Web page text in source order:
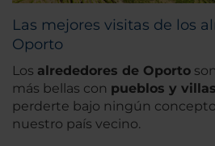
Las mejores visitas de los
Oporto
Los alrededores de Oporto
más bellas con pueblos y villas
perderte bajo ningún
nuestro país vecino.